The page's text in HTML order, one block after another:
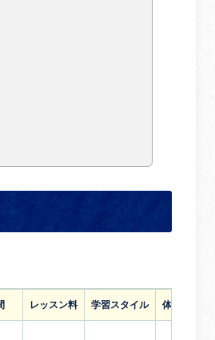
レッスン料 学習スタイル 体験レッスン